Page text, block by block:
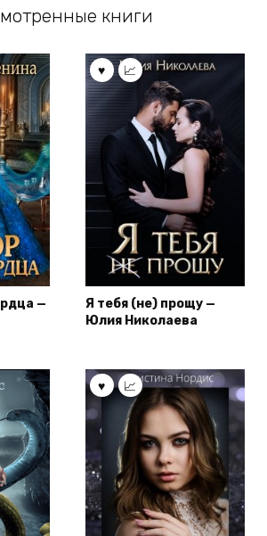
книги
—
Я тебя (не) прощу —
Юлия Николаева